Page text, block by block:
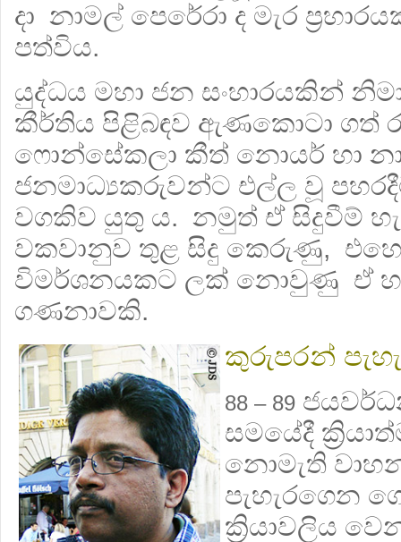
දා නාමල් පෙරේරා ද මැර
පත්විය.
යුද්ධය මහා ජන සංහාරයකින්
කීර්තිය පිළිබඳව ඇණකොටා ගත්
ෆොන්සේකලා කීත් නොයර් හා
ජනමාධ්‍යකරුවන්ට එල්ල වූ
වගකිව යුතු ය. නමුත් ඒ සිදුවීම්
වකවානුව තුළ සිදු කෙරුණු,
විමර්ශනයකට ලක් නොවුණු ඒ
ගණනාවකි.
කුරුපරන්
88 – 89
සමයේදී
නොමැති
පැහැරගෙන
ක්‍රියාවලිය